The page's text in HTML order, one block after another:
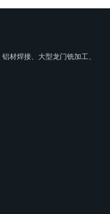
材焊接、大型龙门铣加工、